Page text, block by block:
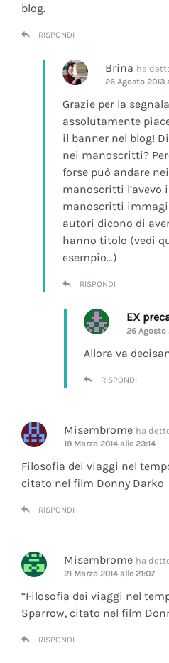
blog.
RISPONDI
Brina ha
26 Agosto 2013
Grazie per la
assolutamente
il banner nel blog!
nei manoscritti?
forse può andare
manoscritti l’avevo
manoscritti
autori dicono di
hanno titolo (vedi
esempio…)
RISPONDI
EX
26 Agosto
Allora va
RISPONDI
Misembrome ha
19 Marzo 2014 alle 23:14
Filosofia dei viaggi nel
citato nel film Donny Darko
RISPONDI
Misembrome ha
21 Marzo 2014 alle 21:07
“Filosofia dei viaggi nel
Sparrow, citato nel film
RISPONDI